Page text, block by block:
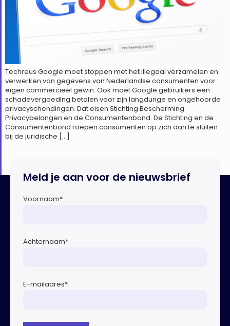
Techreus Google moet stoppen met het illegaal verzamelen en
verwerken van gegevens van Nederlandse consumenten voor
eigen commercieel gewin. Ook moet Google gebruikers een
schadevergoeding betalen voor zijn langdurige en ongehoorde
privacyschendingen. Dat eisen Stichting Bescherming
Privacybelangen en de Consumentenbond. De Stichting en de
Consumentenbond roepen consumenten op zich aan te sluiten
bij de juridische […]
Meld je aan voor de nieuwsbrief
Voornaam*
Achternaam*
E-mailadres*